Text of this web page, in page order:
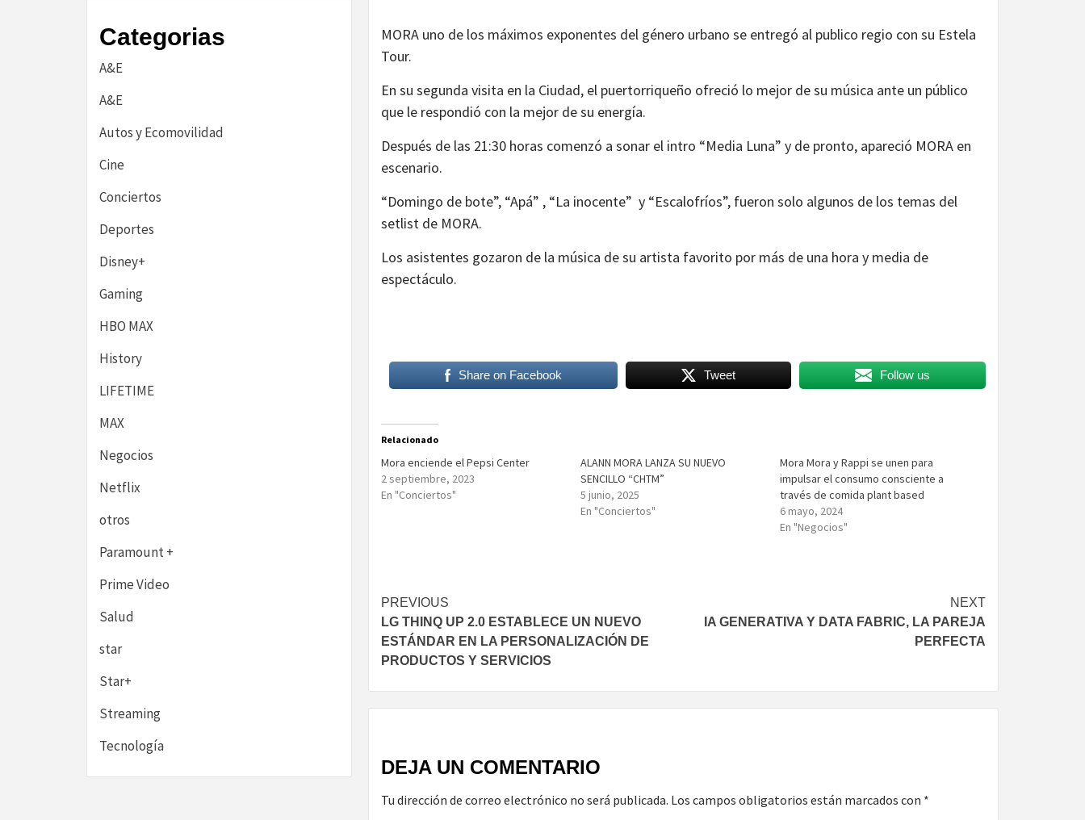
MORA uno de los máximos exponentes del género urbano se entregó al publico regio con su Estela
Tour.
En su segunda visita en la Ciudad, el puertorriqueño ofreció lo mejor de su música ante un público
que le respondió con la mejor de su energía.
Después de las 21:30 horas comenzó a sonar el intro “Media Luna” y de pronto, apareció MORA en
escenario.
“Domingo de bote”, “Apá” , “La inocente” y “Escalofríos”, fueron solo algunos de los temas del
setlist de MORA.
Los asistentes gozaron de la música de su artista favorito por más de una hora y media de
espectáculo.
Share on Facebook Tweet Follow us
Relacionado
Mora enciende el Pepsi Center
2 septiembre, 2023
En "Conciertos"
ALANN MORA LANZA SU NUEVO
SENCILLO “CHTM”
5 junio, 2025
En "Conciertos"
Mora Mora y Rappi se unen para
impulsar el consumo consciente a
través de comida plant based
6 mayo, 2024
En "Negocios"
Post
navigation
PREVIOUS
LG THINQ UP 2.0 ESTABLECE UN NUEVO
ESTÁNDAR EN LA PERSONALIZACIÓN DE
PRODUCTOS Y SERVICIOS
NEXT
IA GENERATIVA Y DATA FABRIC, LA PAREJA
PERFECTA
DEJA UN COMENTARIO
Tu dirección de correo electrónico no será publicada. Los campos obligatorios están marcados con *
Categorias
A&E
A&E
Autos y Ecomovilidad
Cine
Conciertos
Deportes
Disney+
Gaming
HBO MAX
History
LIFETIME
MAX
Negocios
Netflix
otros
Paramount +
Prime Video
Salud
star
Star+
Streaming
Tecnología